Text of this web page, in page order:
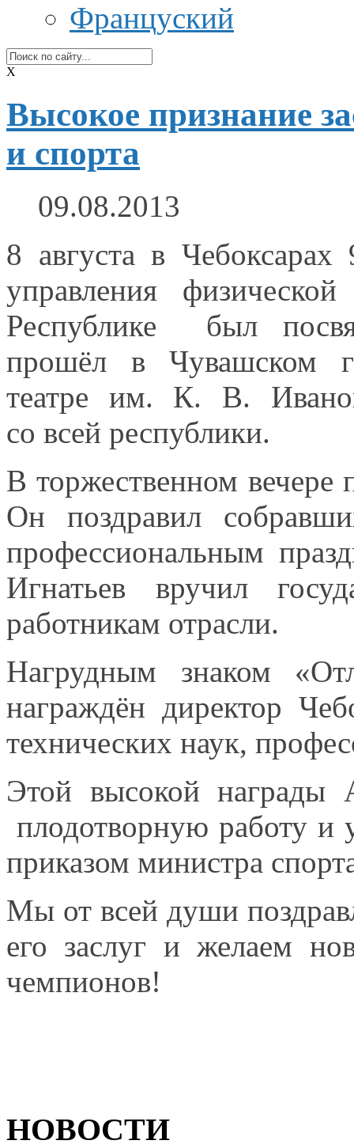
Француский
X
Высокое признание
и спорта
09.08.2013
8 августа в Чебоксарах
управления
Республике был
прошёл в Чувашском
театре им. К. В.
со всей республики.
В торжественном вечере
Он поздравил
профессиональным
Игнатьев вручил
работникам отрасли.
Нагрудным знаком
награждён директор
технических наук,
Этой высокой награды
плодотворную работу и
приказом министра
Мы от всей души
его заслуг и желаем
чемпионов!
НОВОСТИ